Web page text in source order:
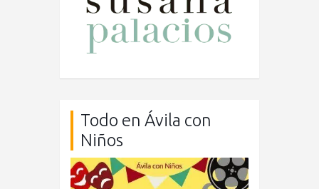
Todo en Ávila con
Niños